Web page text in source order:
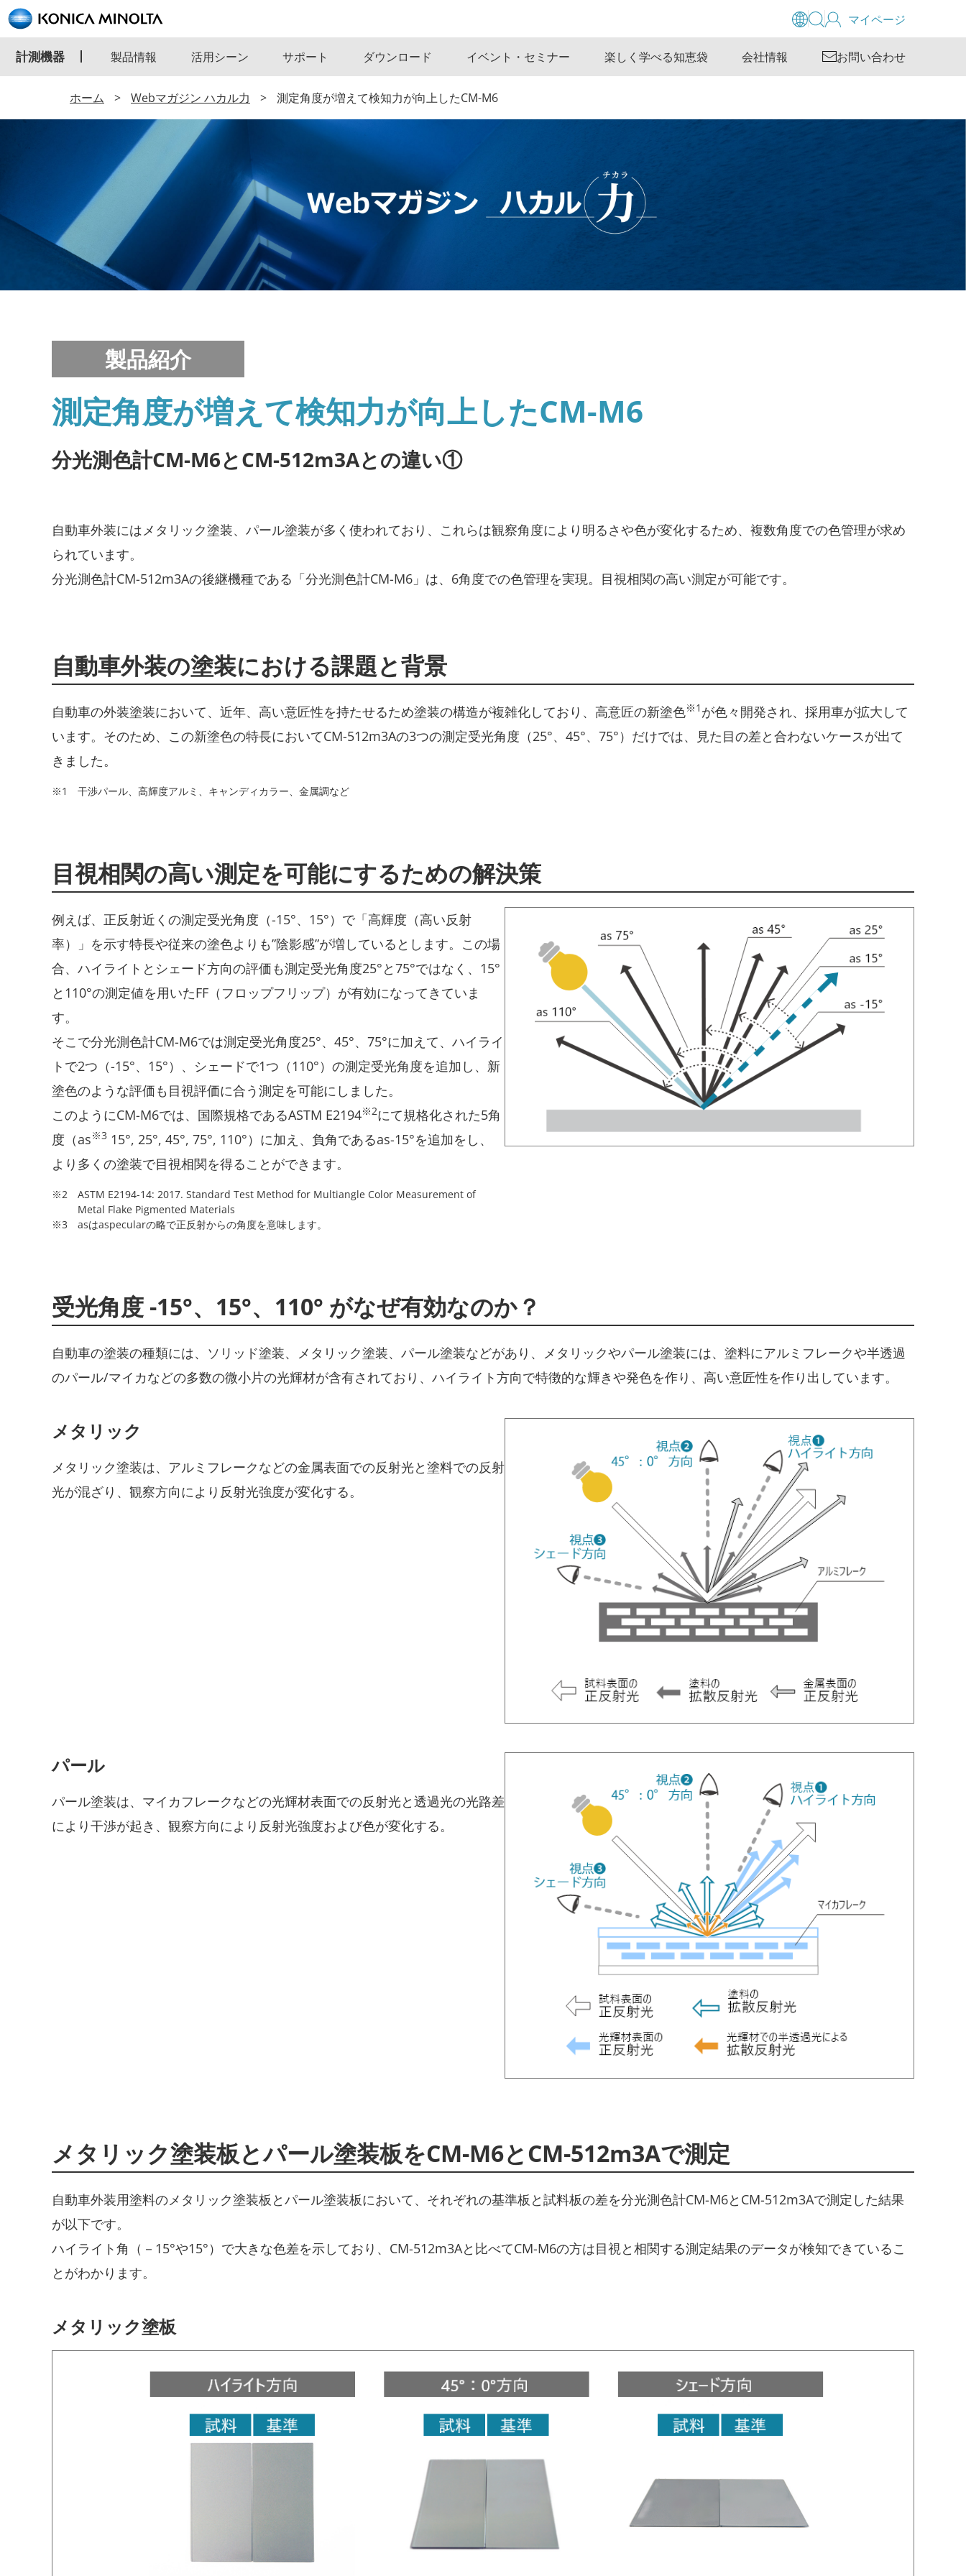
マイページ
計測機器 製品情報 活用シーン サポート ダウンロード イベント・セミナー 楽しく学べる知恵袋 会社情報 お問い合わせ
ホーム Webマガジン ハカル力 測定角度が増えて検知力が向上したCM-M6
製品紹介
測定角度が増えて検知力が向上したCM-M6
分光測色計CM-M6とCM-512m3Aとの違い①
自動車外装にはメタリック塗装、パール塗装が多く使われており、これらは観察角度により明るさや色が変化するため、複数角度での色管理が求め
られています。
分光測色計CM-512m3Aの後継機種である「分光測色計CM-M6」は、6角度での色管理を実現。目視相関の高い測定が可能です。
自動車外装の塗装における課題と背景
自動車の外装塗装において、近年、高い意匠性を持たせるため塗装の構造が複雑化しており、高意匠の新塗色※1 が色々開発され、採用車が拡大して
います。そのため、この新塗色の特長においてCM-512m3Aの3つの測定受光角度（25°、45°、75°）だけでは、見た目の差と合わないケースが出て
きました。
※1 干渉パール、高輝度アルミ、キャンディカラー、金属調など
目視相関の高い測定を可能にするための解決策
例えば、正反射近くの測定受光角度（-15°、15°）で「高輝度（高い反射
率）」を示す特長や従来の塗色よりも”陰影感”が増しているとします。この場
合、ハイライトとシェード方向の評価も測定受光角度25°と75°ではなく、15°
と110°の測定値を用いたFF（フロップフリップ）が有効になってきていま
す。
そこで分光測色計CM-M6では測定受光角度25°、45°、75°に加えて、ハイライ
トで2つ（-15°、15°）、シェードで1つ（110°）の測定受光角度を追加し、新
塗色のような評価も目視評価に合う測定を可能にしました。
このようにCM-M6では、国際規格であるASTM E2194※2にて規格化された5角
度（as※3 15°, 25°, 45°, 75°, 110°）に加え、負角であるas-15°を追加をし、
より多くの塗装で目視相関を得ることができます。
※2 ASTM E2194-14: 2017. Standard Test Method for Multiangle Color Measurement of
Metal Flake Pigmented Materials
※3 asはaspecularの略で正反射からの角度を意味します。
受光角度 -15°、15°、110° がなぜ有効なのか？
自動車の塗装の種類には、ソリッド塗装、メタリック塗装、パール塗装などがあり、メタリックやパール塗装には、塗料にアルミフレークや半透過
のパール/マイカなどの多数の微小片の光輝材が含有されており、ハイライト方向で特徴的な輝きや発色を作り、高い意匠性を作り出しています。
メタリック
メタリック塗装は、アルミフレークなどの金属表面での反射光と塗料での反射
光が混ざり、観察方向により反射光強度が変化する。
パール
パール塗装は、マイカフレークなどの光輝材表面での反射光と透過光の光路差
により干渉が起き、観察方向により反射光強度および色が変化する。
メタリック塗装板とパール塗装板をCM-M6とCM-512m3Aで測定
自動車外装用塗料のメタリック塗装板とパール塗装板において、それぞれの基準板と試料板の差を分光測色計CM-M6とCM-512m3Aで測定した結果
が以下です。
ハイライト角（－15°や15°）で大きな色差を示しており、CM-512m3Aと比べてCM-M6の方は目視と相関する測定結果のデータが検知できているこ
とがわかります。
メタリック塗板